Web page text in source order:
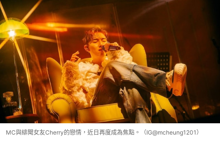
MC與緋聞女友Cherry的戀情，近日再度成為焦點。（IG@mcheung1201）